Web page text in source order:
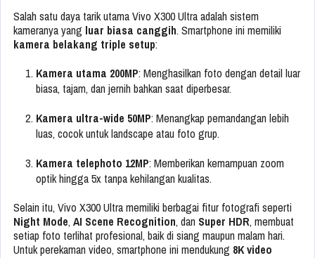
Salah satu daya tarik utama Vivo X300 Ultra adalah sistem
kameranya yang luar biasa canggih. Smartphone ini memiliki
kamera belakang triple setup:
Kamera utama 200MP: Menghasilkan foto dengan detail luar
biasa, tajam, dan jernih bahkan saat diperbesar.
Kamera ultra-wide 50MP: Menangkap pemandangan lebih
luas, cocok untuk landscape atau foto grup.
Kamera telephoto 12MP: Memberikan kemampuan zoom
optik hingga 5x tanpa kehilangan kualitas.
Selain itu, Vivo X300 Ultra memiliki berbagai fitur fotografi seperti
Night Mode, AI Scene Recognition, dan Super HDR, membuat
setiap foto terlihat profesional, baik di siang maupun malam hari.
Untuk perekaman video, smartphone ini mendukung 8K video